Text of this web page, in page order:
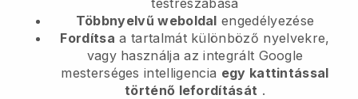
Többnyelvű weboldal engedélyezése
Fordítsa a tartalmát különböző nyelvekre,
vagy használja az integrált Google
mesterséges intelligencia egy kattintással
történő lefordítását .